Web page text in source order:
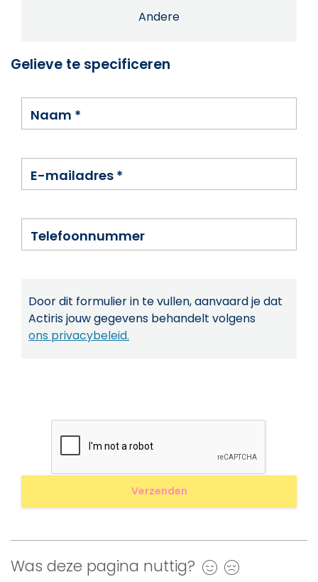
Andere
Gelieve te specificeren
Naam *
E-mailadres *
Telefoonnummer
Door dit formulier in te vullen, aanvaard je dat
Actiris jouw gegevens behandelt volgens
ons privacybeleid.
Was deze pagina nuttig? Ja